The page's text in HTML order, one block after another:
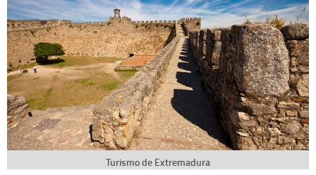
Turismo de Extremadura